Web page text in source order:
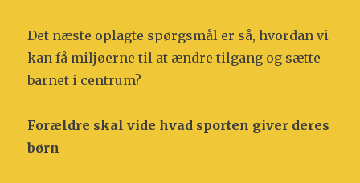
Det næste oplagte spørgsmål er så, hvordan vi
kan få miljøerne til at ændre tilgang og sætte
barnet i centrum?
Forældre skal vide hvad sporten giver deres
børn